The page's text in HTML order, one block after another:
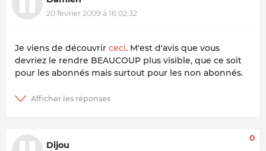
20 février 2009 à 16:02:32
Je viens de découvrir ceci. M'est d'avis que vous
devriez le rendre BEAUCOUP plus visible, que ce soit
pour les abonnés mais surtout pour les non abonnés.
Dijou
0